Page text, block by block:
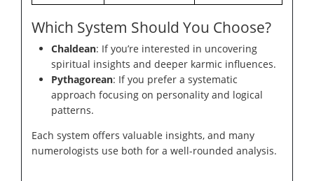
Which System Should You Choose?
Chaldean: If you’re interested in uncovering
spiritual insights and deeper karmic influences.
Pythagorean: If you prefer a systematic
approach focusing on personality and logical
patterns.
Each system offers valuable insights, and many
numerologists use both for a well-rounded analysis.